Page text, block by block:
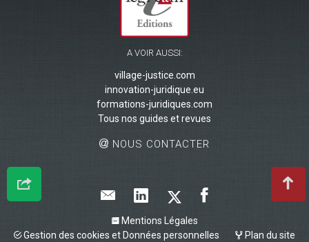
A VOIR AUSSI:
village-justice.com
innovation-juridique.eu
formations-juridiques.com
Tous nos guides et revues
NOUS CONTACTER
Mentions Légales
Gestion des cookies et Données personnelles
Plan du site